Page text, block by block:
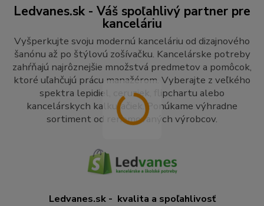
Ledvanes.sk - Váš spoľahlivý partner pre
kanceláriu
Vyšperkujte svoju modernú kanceláriu od dizajnového
šanónu až po štýlovú zošívačku. Kancelárske potreby
zahŕňajú najrôznejšie množstvá predmetov a pomôcok,
ktoré uľahčujú prácu manažérom. Vyberajte z veľkého
spektra lepidiel, ceruziek, flipchartu alebo
kancelárskych kalkulačiek. Ponúkame výhradne
sortiment od renomovaných výrobcov.
Ledvanes.sk - kvalita a spoľahlivosť